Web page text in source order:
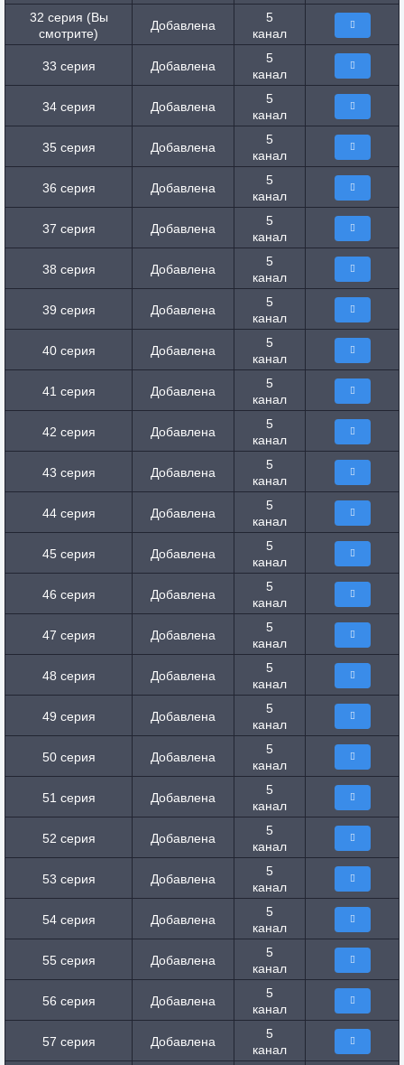
32 серия (Вы
смотрите)
Добавлена
5
канал
33 серия Добавлена
5
канал
34 серия Добавлена
5
канал
35 серия Добавлена
5
канал
36 серия Добавлена
5
канал
37 серия Добавлена
5
канал
38 серия Добавлена
5
канал
39 серия Добавлена
5
канал
40 серия Добавлена
5
канал
41 серия Добавлена
5
канал
42 серия Добавлена
5
канал
43 серия Добавлена
5
канал
44 серия Добавлена
5
канал
45 серия Добавлена
5
канал
46 серия Добавлена
5
канал
47 серия Добавлена
5
канал
48 серия Добавлена
5
канал
49 серия Добавлена
5
канал
50 серия Добавлена
5
канал
51 серия Добавлена
5
канал
52 серия Добавлена
5
канал
53 серия Добавлена
5
канал
54 серия Добавлена
5
канал
55 серия Добавлена
5
канал
56 серия Добавлена
5
канал
57 серия Добавлена
5
канал